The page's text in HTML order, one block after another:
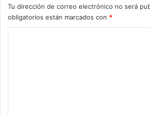
Tu dirección de correo electrónico no será
obligatorios están marcados con *